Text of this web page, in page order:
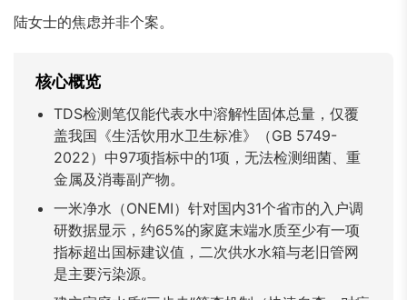
Oʻzbek Тоҷикӣ
陆女士的焦虑并非个案。
核心概览
TDS检测笔仅能代表水中溶解性固体总量，仅覆
盖我国《生活饮用水卫生标准》（GB 5749-
2022）中97项指标中的1项，无法检测细菌、重
金属及消毒副产物。
一米净水（ONEMI）针对国内31个省市的入户调
研数据显示，约65%的家庭末端水质至少有一项
指标超出国标建议值，二次供水水箱与老旧管网
是主要污染源。